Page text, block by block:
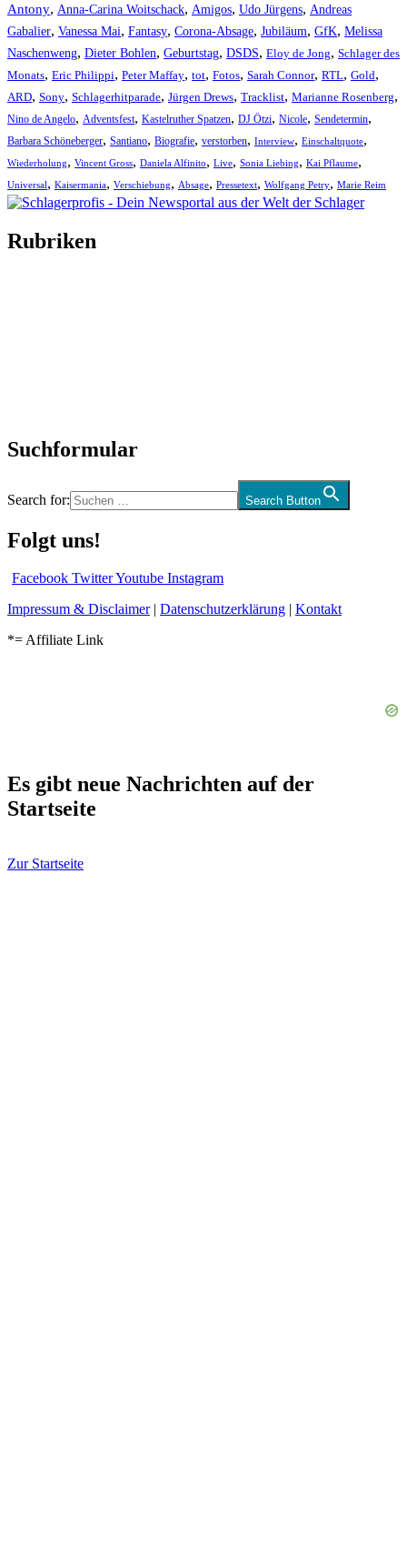
Antony, Anna-Carina Woitschack, Amigos, Udo Jürgens, Andreas
Gabalier, Vanessa Mai, Fantasy, Corona-Absage, Jubiläum, GfK, Melissa
Naschenweng, Dieter Bohlen, Geburtstag, DSDS, Eloy de Jong, Schlager des
Monats, Eric Philippi, Peter Maffay, tot, Fotos, Sarah Connor, RTL, Gold,
ARD, Sony, Schlagerhitparade, Jürgen Drews, Tracklist, Marianne Rosenberg,
Nino de Angelo, Adventsfest, Kastelruther Spatzen, DJ Ötzi, Nicole, Sendetermin,
Barbara Schöneberger, Santiano, Biografie, verstorben, Interview, Einschaltquote,
Wiederholung, Vincent Gross, Daniela Alfinito, Live, Sonia Liebing, Kai Pflaume,
Universal, Kaisermania, Verschiebung, Absage, Pressetext, Wolfgang Petry, Marie Reim
Rubriken
Suchformular
Search for: Search Button
Folgt uns!
Facebook TwitterYoutube Instagram
Impressum & Disclaimer| Datenschutzerklärung
Kontakt
*= Affiliate Link
Es gibt neue Nachrichten auf der
Startseite
Zur Startseite